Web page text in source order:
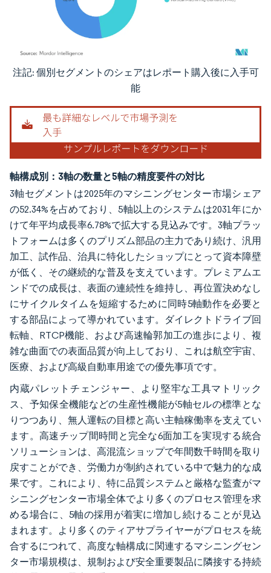
画像 © Mordor Intelligence。再利用にはCC BY 4.0の表示が必要です。
注記: 個別セグメントのシェアはレポート購入後に入手可
能
軸構成別：3軸の数量と5軸の精度要件の対比
3軸セグメントは2025年のマシニングセンター市場シェア
の52.34%を占めており、5軸以上のシステムは2031年にか
けて年平均成長率6.78%で拡大する見込みです。3軸プラッ
トフォームは多くのプリズム部品の主力であり続け、汎用
加工、試作品、治具に特化したショップにとって資本障壁
が低く、その継続的な普及を支えています。プレミアムエ
ンドでの成長は、表面の連続性を維持し、再位置決めなし
にサイクルタイムを短縮するために同時5軸動作を必要と
する部品によって導かれています。ダイレクトドライブ回
転軸、RTCP機能、および高速輪郭加工の進歩により、複
雑な曲面での表面品質が向上しており、これは航空宇宙、
医療、および高級自動車用途での優先事項です。
内蔵パレットチェンジャー、より堅牢な工具マトリック
ス、予知保全機能などの生産性機能が5軸セルの標準とな
りつつあり、無人運転の目標と高い主軸稼働率を支えてい
ます。高速チップ間時間と完全な6面加工を実現する統合
ソリューションは、高混流ショップで年間数千時間を取り
戻すことができ、労働力が制約されている中で魅力的な成
果です。これにより、特に品質システムと厳格な監査がマ
シニングセンター市場全体でより多くのプロセス管理を求
める場合に、5軸の採用が着実に増加し続けることが見込
まれます。より多くのティアサプライヤーがプロセスを統
合するにつれて、高度な軸構成に関連するマシニングセン
ター市場規模は、規制および安全重要製品に隣接する持続